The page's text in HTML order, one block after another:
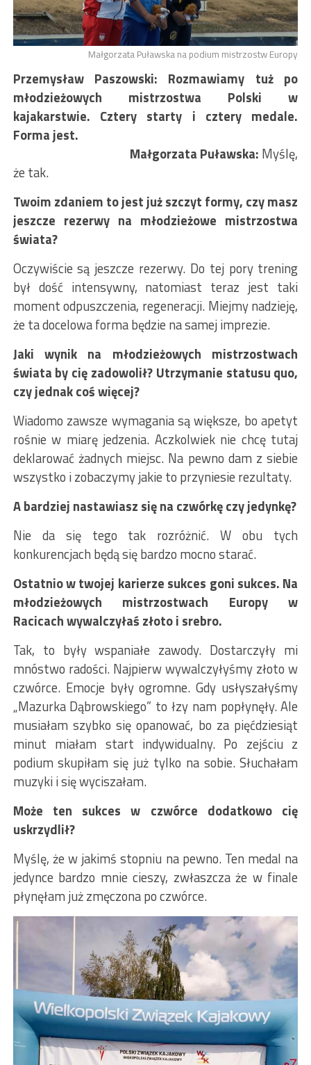
Małgorzata Puławska na podium mistrzostw Europy
Przemysław Paszowski: Rozmawiamy tuż po
młodzieżowych mistrzostwa Polski w
kajakarstwie. Cztery starty i cztery medale.
Forma jest.
Małgorzata Puławska: Myślę,
że tak.
Twoim zdaniem to jest już szczyt formy, czy masz
jeszcze rezerwy na młodzieżowe mistrzostwa
świata?
Oczywiście są jeszcze rezerwy. Do tej pory trening
był dość intensywny, natomiast teraz jest taki
moment odpuszczenia, regeneracji. Miejmy nadzieję,
że ta docelowa forma będzie na samej imprezie.
Jaki wynik na młodzieżowych mistrzostwach
świata by cię zadowolił? Utrzymanie statusu quo,
czy jednak coś więcej?
Wiadomo zawsze wymagania są większe, bo apetyt
rośnie w miarę jedzenia. Aczkolwiek nie chcę tutaj
deklarować żadnych miejsc. Na pewno dam z siebie
wszystko i zobaczymy jakie to przyniesie rezultaty.
A bardziej nastawiasz się na czwórkę czy jedynkę?
Nie da się tego tak rozróżnić. W obu tych
konkurencjach będą się bardzo mocno starać.
Ostatnio w twojej karierze sukces goni sukces. Na
młodzieżowych mistrzostwach Europy w
Racicach wywalczyłaś złoto i srebro.
Tak, to były wspaniałe zawody. Dostarczyły mi
mnóstwo radości. Najpierw wywalczyłyśmy złoto w
czwórce. Emocje były ogromne. Gdy usłyszałyśmy
„Mazurka Dąbrowskiego” to łzy nam popłynęły. Ale
musiałam szybko się opanować, bo za pięćdziesiąt
minut miałam start indywidualny. Po zejściu z
podium skupiłam się już tylko na sobie. Słuchałam
muzyki i się wyciszałam.
Może ten sukces w czwórce dodatkowo cię
uskrzydlił?
Myślę, że w jakimś stopniu na pewno. Ten medal na
jedynce bardzo mnie cieszy, zwłaszcza że w finale
płynęłam już zmęczona po czwórce.